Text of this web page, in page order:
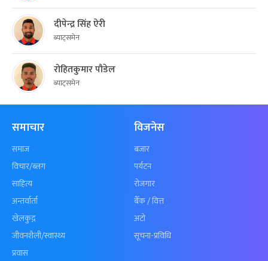
दीपेन्द्र सिंह ऐरी
ब्याट्समेन
रोहितकुमार पौडेल
ब्याट्समेन
समाचार
समाज
विचार/ब्लग
साहित्य
अन्तर्वार्ता
खेलकुद़़
जीवनशैली/स्वास्थ्य
प्रवास
विजनेस
बजार
पर्यटन
रोजगार
बैँक / वित्त
अटो
सूचना-प्रविधि